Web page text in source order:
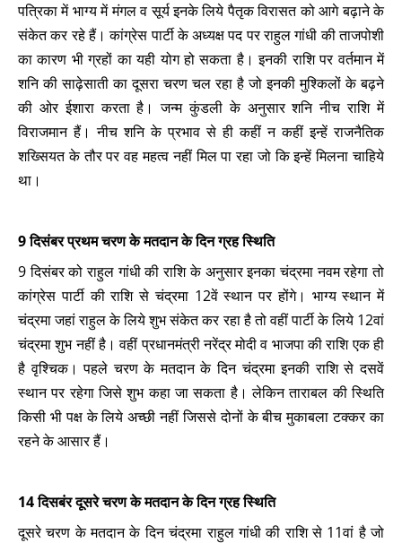
पत्रिका में भाग्य में मंगल व सूर्य इनके लिये पैतृक विरासत को आगे बढ़ाने के
संकेत कर रहे हैं। कांग्रेस पार्टी के अध्यक्ष पद पर राहुल गांधी की ताजपोशी
का कारण भी ग्रहों का यही योग हो सकता है। इनकी राशि पर वर्तमान में
शनि की साढ़ेसाती का दूसरा चरण चल रहा है जो इनकी मुश्किलों के बढ़ने
की ओर ईशारा करता है। जन्म कुंडली के अनुसार शनि नीच राशि में
विराजमान हैं। नीच शनि के प्रभाव से ही कहीं न कहीं इन्हें राजनैतिक
शख्सियत के तौर पर वह महत्व नहीं मिल पा रहा जो कि इन्हें मिलना चाहिये
था।
9 दिसंबर प्रथम चरण के मतदान के दिन ग्रह स्थिति
9 दिसंबर को राहुल गांधी की राशि के अनुसार इनका चंद्रमा नवम रहेगा तो
कांग्रेस पार्टी की राशि से चंद्रमा 12वें स्थान पर होंगे। भाग्य स्थान में
चंद्रमा जहां राहुल के लिये शुभ संकेत कर रहा है तो वहीं पार्टी के लिये 12वां
चंद्रमा शुभ नहीं है। वहीं प्रधानमंत्री नरेंद्र मोदी व भाजपा की राशि एक ही
है वृश्चिक। पहले चरण के मतदान के दिन चंद्रमा इनकी राशि से दसवें
स्थान पर रहेगा जिसे शुभ कहा जा सकता है। लेकिन ताराबल की स्थिति
किसी भी पक्ष के लिये अच्छी नहीं जिससे दोनों के बीच मुकाबला टक्कर का
रहने के आसार हैं।
14 दिसबंर दूसरे चरण के मतदान के दिन ग्रह स्थिति
दूसरे चरण के मतदान के दिन चंद्रमा राहुल गांधी की राशि से 11वां है जो